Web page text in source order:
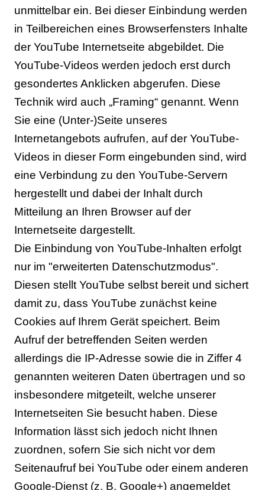
unmittelbar ein. Bei dieser Einbindung werden
in Teilbereichen eines Browserfensters Inhalte
der YouTube Internetseite abgebildet. Die
YouTube-Videos werden jedoch erst durch
gesondertes Anklicken abgerufen. Diese
Technik wird auch „Framing“ genannt. Wenn
Sie eine (Unter-)Seite unseres
Internetangebots aufrufen, auf der YouTube-
Videos in dieser Form eingebunden sind, wird
eine Verbindung zu den YouTube-Servern
hergestellt und dabei der Inhalt durch
Mitteilung an Ihren Browser auf der
Internetseite dargestellt.
Die Einbindung von YouTube-Inhalten erfolgt
nur im "erweiterten Datenschutzmodus".
Diesen stellt YouTube selbst bereit und sichert
damit zu, dass YouTube zunächst keine
Cookies auf Ihrem Gerät speichert. Beim
Aufruf der betreffenden Seiten werden
allerdings die IP-Adresse sowie die in Ziffer 4
genannten weiteren Daten übertragen und so
insbesondere mitgeteilt, welche unserer
Internetseiten Sie besucht haben. Diese
Information lässt sich jedoch nicht Ihnen
zuordnen, sofern Sie sich nicht vor dem
Seitenaufruf bei YouTube oder einem anderen
Google-Dienst (z. B. Google+) angemeldet